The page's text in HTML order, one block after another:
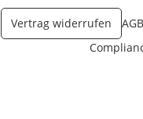
Vertrag widerrufen AGB